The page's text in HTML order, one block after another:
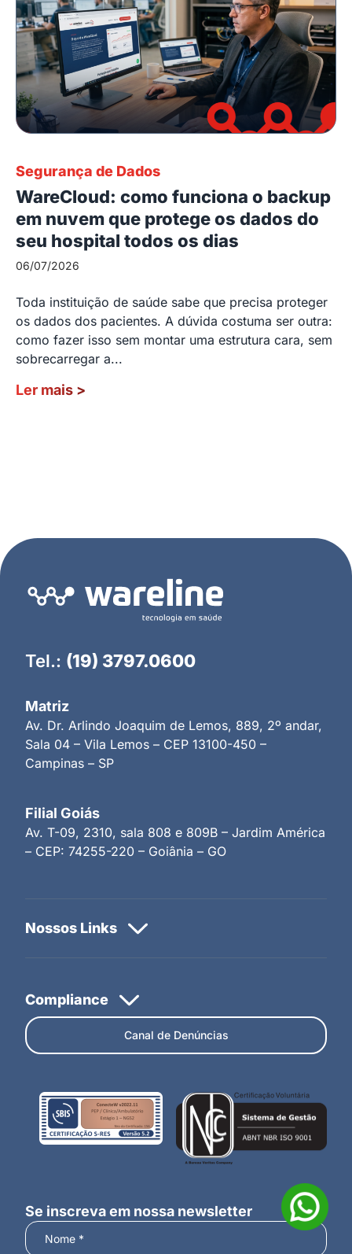
Segurança de Dados
WareCloud: como funciona o backup
em nuvem que protege os dados do
seu hospital todos os dias
06/07/2026
Toda instituição de saúde sabe que precisa proteger
os dados dos pacientes. A dúvida costuma ser outra:
como fazer isso sem montar uma estrutura cara, sem
sobrecarregar a...
Ler mais >
Tel.: (19) 3797.0600
Matriz
Av. Dr. Arlindo Joaquim de Lemos, 889, 2º andar,
Sala 04 – Vila Lemos – CEP 13100-450 –
Campinas – SP
Filial Goiás
Av. T-09, 2310, sala 808 e 809B – Jardim América
– CEP: 74255-220 – Goiânia – GO
Canal de Denúncias
Se inscreva em nossa newsletter